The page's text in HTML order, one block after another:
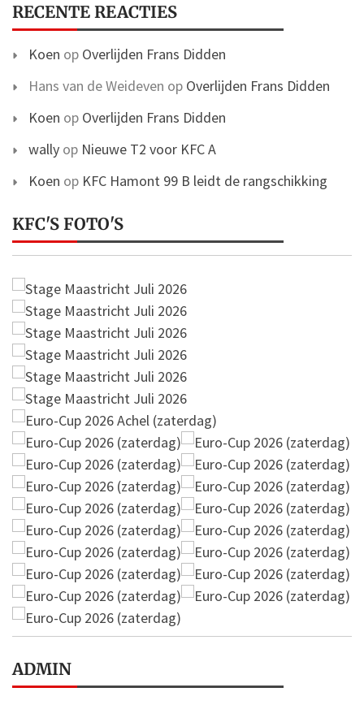
RECENTE REACTIES
Koen op Overlijden Frans Didden
Hans van de Weideven op Overlijden Frans Didden
Koen op Overlijden Frans Didden
wally op Nieuwe T2 voor KFC A
Koen op KFC Hamont 99 B leidt de rangschikking
KFC'S FOTO'S
ADMIN